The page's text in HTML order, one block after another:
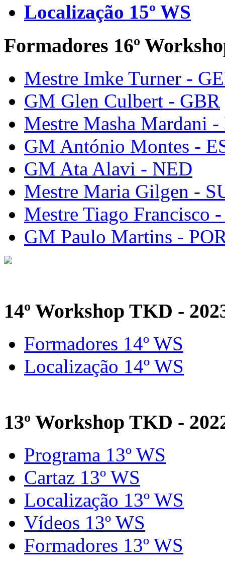
Localização 15º WS
Formadores 16º
Mestre Imke Turner -
GM Glen Culbert - GBR
Mestre Masha Mardani
GM António Montes -
GM Ata Alavi - NED
Mestre Maria Gilgen -
Mestre Tiago Francisco
GM Paulo Martins -
14º Workshop TKD -
Formadores 14º WS
Localização 14º WS
13º Workshop TKD -
Programa 13º WS
Cartaz 13º WS
Localização 13º WS
Vídeos 13º WS
Formadores 13º WS